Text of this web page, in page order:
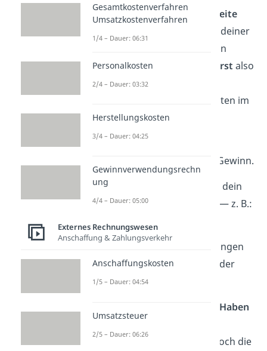
Sie werden nur auf der
Soll-Seite
gebucht. Für die Haben-Seite deiner
Buchung brauchst du noch ein
Bestandskonto. Du
kombinierst also
dasAufwandskonto
, um beide Seiten im
Gleichgewicht zu halten.
Gut zu wissen:
, desto kleiner dein Gewinn.
Ertragskonten
zeigen, womit dein
Unternehmen
— z. B.:
Umsätzeaus Verkäufen
Honorare
für Dienstleistungen
Zinsen, Mieteinnahmen oder
Fördermittel
Haben
Ertragskonten brauchst du noch die
Gesamtkostenverfahren
Umsatzkostenverfahren
1/4 – Dauer: 06:31
Personalkosten
2/4 – Dauer: 03:32
Herstellungskosten
3/4 – Dauer: 04:25
Gewinnverwendungsrechn
ung
4/4 – Dauer: 05:00
Externes Rechnungswesen
Anschaffung & Zahlungsverkehr
Anschaffungskosten
1/5 – Dauer: 04:54
Umsatzsteuer
2/5 – Dauer: 06:26